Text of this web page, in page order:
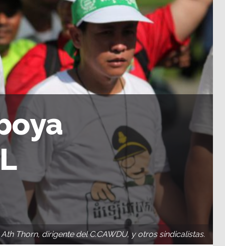
Thorn, dirigente del C.CAWDU, y otros sindicalistas.